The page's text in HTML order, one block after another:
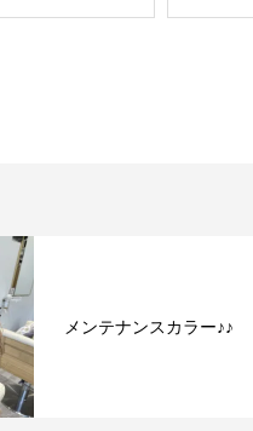
メンテナンスカラー♪♪